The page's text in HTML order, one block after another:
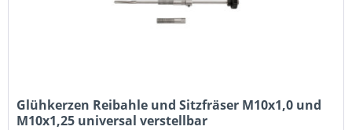
Glühkerzen Reibahle und Sitzfräser M10x1,0 und
M10x1,25 universal verstellbar